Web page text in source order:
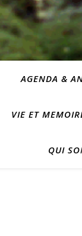
AGENDA &
VIE ET
QUI